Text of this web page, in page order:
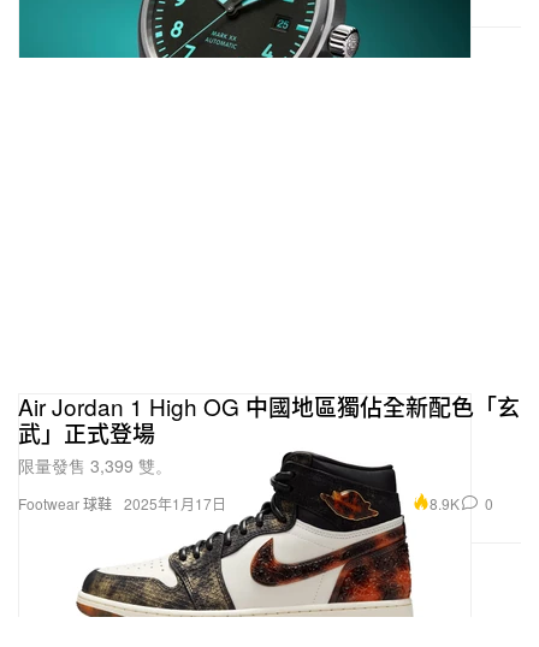
Footwear 球鞋
Air Jordan 1 High OG 中國地區獨佔全新配色「玄
武」正式登場
限量發售 3,399 雙。
2025年1月17日 8.9K 0